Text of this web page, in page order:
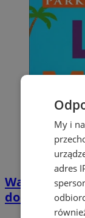
Wakacyjny
domkach
My i
adres